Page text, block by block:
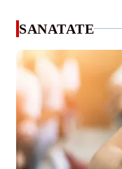
SANATATE